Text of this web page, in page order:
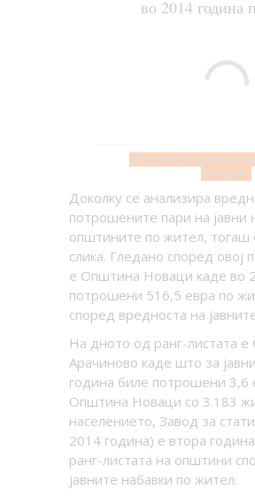
во 2014 година
Општински јавни
Infogram
Доколку се анализира
потрошените пари на јавни
општините по жител, тогаш
слика. Гледано според овој
е Општина Новаци каде во
потрошени 516,5 евра по
според вредноста на
На дното од ранг-листата
Арачиново каде што за
година биле потрошени 3,6
Општина Новаци со 3.183
населението, Завод за
2014 година) е втора
ранг-листата на општини
јавните набавки по жител.